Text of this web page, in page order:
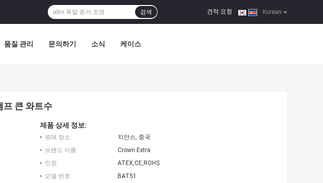
Korean
견적 요청 |
검색
품질 관리 문의하기 소식 케이스
프 큰 와트수
제품 상세 정보:
원래 장소:
치안스, 중국
브랜드 이름:
Crown Extra
인증:
ATEX,CE,ROHS
모델 번호:
BAT51